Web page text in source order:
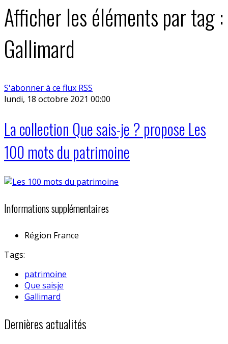
Afficher les éléments par tag :
Gallimard
S'abonner à ce flux RSS
lundi, 18 octobre 2021 00:00
La collection Que sais-je ? propose Les
100 mots du patrimoine
Informations supplémentaires
Région France
Tags:
patrimoine
Que saisje
Gallimard
Dernières actualités